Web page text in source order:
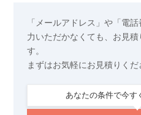
「メールアドレス」や「電
力いただかなくても、お見
す。
まずはお気軽にお見積りくだ
あなたの条件で今す